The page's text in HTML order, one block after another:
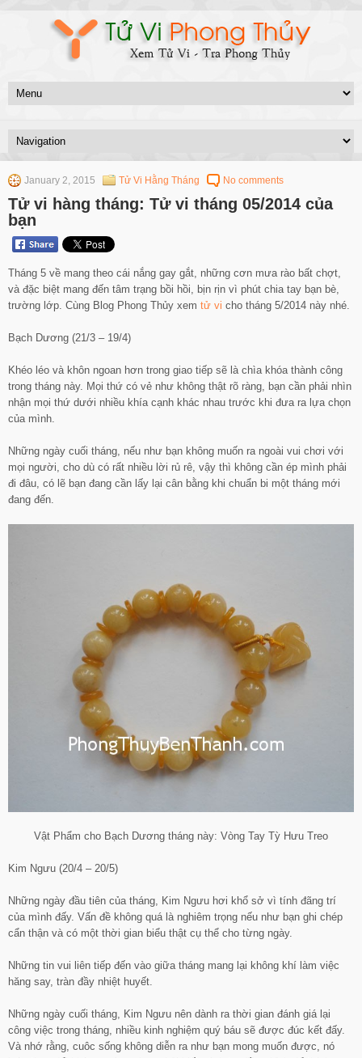
January 2, 2015 Tử Vi Hằng Tháng No comments
Tử vi hàng tháng: Tử vi tháng 05/2014 của
bạn
Tháng 5 về mang theo cái nắng gay gắt, những cơn mưa rào bất chợt,
và đặc biệt mang đến tâm trạng bồi hồi, bịn rịn vì phút chia tay bạn bè,
trường lớp. Cùng Blog Phong Thủy xem tử vi cho tháng 5/2014 này nhé.
Bạch Dương (21/3 – 19/4)
Khéo léo và khôn ngoan hơn trong giao tiếp sẽ là chìa khóa thành công
trong tháng này. Mọi thứ có vẻ như không thật rõ ràng, bạn cần phải nhìn
nhận mọi thứ dưới nhiều khía cạnh khác nhau trước khi đưa ra lựa chọn
của mình.
Những ngày cuối tháng, nếu như bạn không muốn ra ngoài vui chơi với
mọi người, cho dù có rất nhiều lời rủ rê, vậy thì không cần ép mình phải
đi đâu, có lẽ bạn đang cần lấy lại cân bằng khi chuẩn bi một tháng mới
đang đến.
Vật Phẩm cho Bạch Dương tháng này: Vòng Tay Tỳ Hưu Treo
Kim Ngưu (20/4 – 20/5)
Những ngày đầu tiên của tháng, Kim Ngưu hơi khổ sở vì tính đãng trí
của mình đấy. Vấn đề không quá là nghiêm trọng nếu như bạn ghi chép
cẩn thận và có một thời gian biểu thật cụ thể cho từng ngày.
Những tin vui liên tiếp đến vào giữa tháng mang lại không khí làm việc
hăng say, tràn đầy nhiệt huyết.
Những ngày cuối tháng, Kim Ngưu nên dành ra thời gian đánh giá lại
công việc trong tháng, nhiều kinh nghiệm quý báu sẽ được đúc kết đấy.
Và nhớ rằng, cuôc sống không diễn ra như bạn mong muốn được, nó